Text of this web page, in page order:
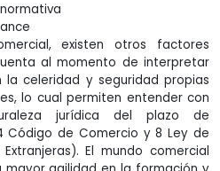
existen otros factores
al momento de interpretar
la celeridad y seguridad propias
lo cual permiten entender con
jurídica del plazo de
Código de Comercio y 8 Ley de
El mundo comercial